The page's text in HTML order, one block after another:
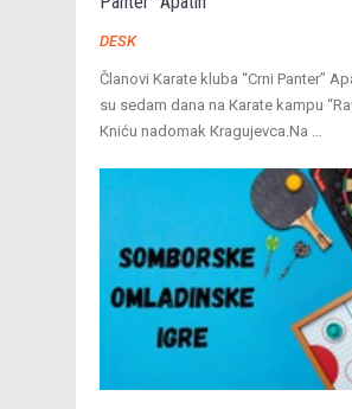
DESK
Članovi Karate kluba “Crni Panter”
su sedam dana na Кarate kampu
Кniću nadomak Кragujevca.Na …